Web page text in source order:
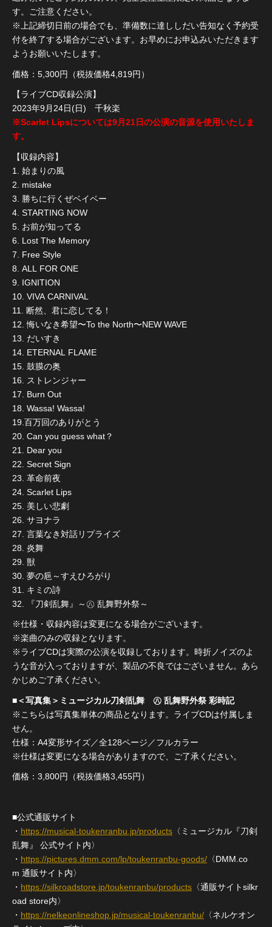
す。ご注意ください。
※上記締切日前の場合でも、準備数に達ししだい告知なく予約受
付を終了する場合がございます。お早めにお申込みいただきます
ようお願いいたします。
価格：5,300円（税抜価格4,819円）
【ライブCD収録公演】
2023年9月24日(日) 千秋楽
※Scarlet Lipsについては9月21日の公演の音源を使用いたしま
す。
【収録内容】
1. 始まりの風
2. mistake
3. 勝ちに行くぜベイベー
4. STARTING NOW
5. お前が知ってる
6. Lost The Memory
7. Free Style
8. ALL FOR ONE
9. IGNITION
10. VIVA CARNIVAL
11. 断然、君に恋してる！
12. 悔いなき希望〜To the North〜NEW WAVE
13. だいすき
14. ETERNAL FLAME
15. 鼓膜の奥
16. ストレンジャー
17. Burn Out
18. Wassa! Wassa!
19.百万回のありがとう
20. Can you guess what？
21. Dear you
22. Secret Sign
23. 革命前夜
24. Scarlet Lips
25. 美しい悲劇
26. サヨナラ
27. 言葉なき対話リプライズ
28. 炎舞
29. 獣
30. 夢の巵～すえひろがり
31. キミの詩
32. 『刀剣乱舞』～㊇ 乱舞野外祭～
※仕様・収録内容は変更になる場合がございます。
※楽曲のみの収録となります。
※ライブCDは実際の公演を収録しております。時折ノイズのよ
うな音が入っておりますが、製品の不良ではございません。あら
かじめご了承ください。
■＜写真集＞ミュージカル刀剣乱舞 ㊇ 乱舞野外祭 彩時記
※こちらは写真集単体の商品となります。ライブCDは付属しま
せん。
仕様：A4変形サイズ／全128ページ／フルカラー
※仕様は変更になる場合がありますので、ご了承ください。
価格：3,800円（税抜価格3,455円）
■公式通販サイト
・ https://musical-toukenranbu.jp/products 〈ミュージカル『刀剣
乱舞』 公式サイト内〉
・ https://pictures.dmm.com/lp/toukenranbu-goods/ 〈DMM.co
m 通販サイト内〉
・ https://silkroadstore.jp/toukenranbu/products 〈通販サイトsilkr
oad store内〉
・ https://nelkeonlineshop.jp/musical-toukenranbu/ 〈ネルケオン